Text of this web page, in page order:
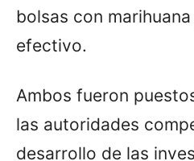
bolsas con
efectivo.
Ambos fueron
las autoridades
desarrollo de las